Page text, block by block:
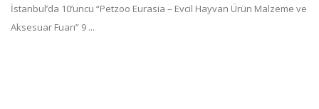
İstanbul’da 10’uncu “Petzoo Eurasia – Evcil Hayvan Ürün Malzeme ve
Aksesuar Fuarı” 9 ...